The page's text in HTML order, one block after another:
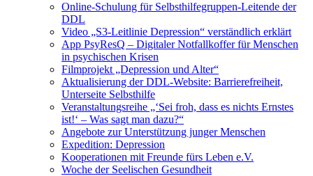
Online-Schulung für Selbsthilfegruppen-Leitende der
DDL
Video „S3-Leitlinie Depression“ verständlich erklärt
App PsyResQ – Digitaler Notfallkoffer für Menschen
in psychischen Krisen
Filmprojekt „Depression und Alter“
Aktualisierung der DDL-Website: Barrierefreiheit,
Unterseite Selbsthilfe
Veranstaltungsreihe „‘Sei froh, dass es nichts Ernstes
ist!‘ – Was sagt man dazu?“
Angebote zur Unterstützung junger Menschen
Expedition: Depression
Kooperationen mit Freunde fürs Leben e.V.
Woche der Seelischen Gesundheit